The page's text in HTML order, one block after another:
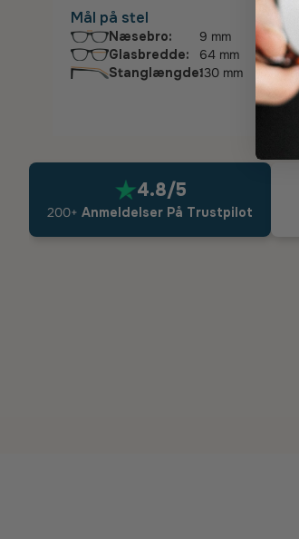
Mål på stel
Næsebro:
9 mm
Glasbredde:
64 mm
Stanglængde:130 mm
4.8/5
200+ Anmeldelser På Trustpilot